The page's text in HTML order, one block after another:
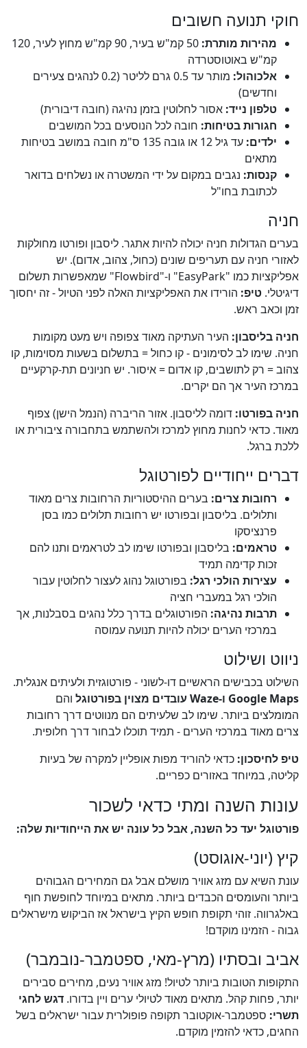
חוקי תנועה חשובים
מהירות מותרת:
50 קמ"ש בעיר, 90 קמ"ש מחוץ לעיר, 120
קמ"ש באוטוסטרדה
אלכוהול:
מותר עד 0.5 גרם לליטר (0.2 לנהגים צעירים
וחדשים)
טלפון נייד: אסור לחלוטין בזמן נהיגה (חובה דיבורית)
חגורות בטיחות: חובה לכל הנוסעים בכל המושבים
ילדים:
עד גיל 12 או גובה 135 ס"מ חובה במושב בטיחות
מתאים
קנסות: נגבים במקום על ידי המשטרה או נשלחים בדואר
לכתובת בחו"ל
חניה
בערים הגדולות חניה יכולה להיות אתגר. ליסבון ופורטו מחולקות
לאזורי חניה עם תעריפים שונים (כחול, צהוב, אדום). יש
אפליקציות כמו "EasyPark" ו-"Flowbird" שמאפשרות תשלום
דיגיטלי. טיפ: הורידו את האפליקציות האלה לפני הטיול - זה יחסוך
זמן וכאב ראש.
חניה בליסבון: העיר העתיקה מאוד צפופה ויש מעט מקומות
חניה. שימו לב לסימונים - קו כחול = בתשלום בשעות מסוימות, קו
צהוב = רק לתושבים, קו אדום = איסור. יש חניונים תת-קרקעיים
במרכז העיר אך הם יקרים.
חניה בפורטו: דומה לליסבון. אזור הריברה (הנמל הישן) צפוף
מאוד. כדאי לחנות מחוץ למרכז ולהשתמש בתחבורה ציבורית או
ללכת ברגל.
דברים ייחודיים לפורטוגל
רחובות צרים: בערים ההיסטוריות הרחובות צרים מאוד
ותלולים. בליסבון ובפורטו יש רחובות תלולים כמו בסן
פרנציסקו
טראמים: בליסבון ובפורטו שימו לב לטראמים ותנו להם
זכות קדימה תמיד
עצירות הולכי רגל: בפורטוגל נהוג לעצור לחלוטין עבור
הולכי רגל במעברי חציה
תרבות נהיגה: הפורטוגלים בדרך כלל נהגים בסבלנות, אך
במרכזי הערים יכולה להיות תנועה עמוסה
ניווט ושילוט
השילוט בכבישים הראשיים דו-לשוני - פורטוגזית ולעיתים אנגלית.
Google Maps ו-Waze עובדים מצוין בפורטוגל
והם
המומלצים ביותר. שימו לב שלעיתים הם מנווטים דרך רחובות
צרים מאוד במרכזי הערים - תמיד תוכלו לבחור דרך חלופית.
טיפ לחיסכון: כדאי להוריד מפות אופליין למקרה של בעיות
קליטה, במיוחד באזורים כפריים.
עונות השנה ומתי כדאי לשכור
פורטוגל יעד כל השנה, אבל כל עונה יש את הייחודיות שלה:
קיץ (יוני-אוגוסט)
עונת השיא עם מזג אוויר מושלם אבל גם המחירים הגבוהים
ביותר והעומסים הכבדים ביותר. מתאים במיוחד לחופשת חוף
באלגרווה. זוהי תקופת חופש הקיץ בישראל אז הביקוש מישראלים
גבוה - הזמינו מוקדם!
אביב ובסתיו (מרץ-מאי, ספטמבר-נובמבר)
התקופות הטובות ביותר לטיול! מזג אוויר נעים, מחירים סבירים
יותר, פחות קהל. מתאים מאוד לטיולי ערים ויין בדורו. דגש לחגי
תשרי: ספטמבר-אוקטובר תקופה פופולרית עבור ישראלים בשל
החגים, כדאי להזמין מוקדם.